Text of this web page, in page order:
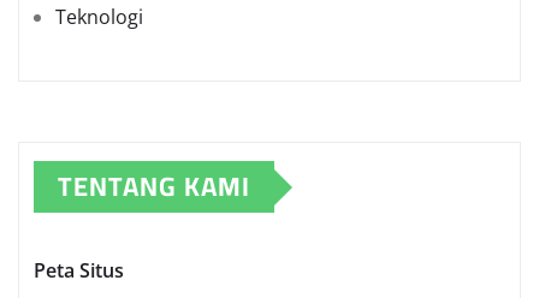
Teknologi
TENTANG KAMI
Peta Situs